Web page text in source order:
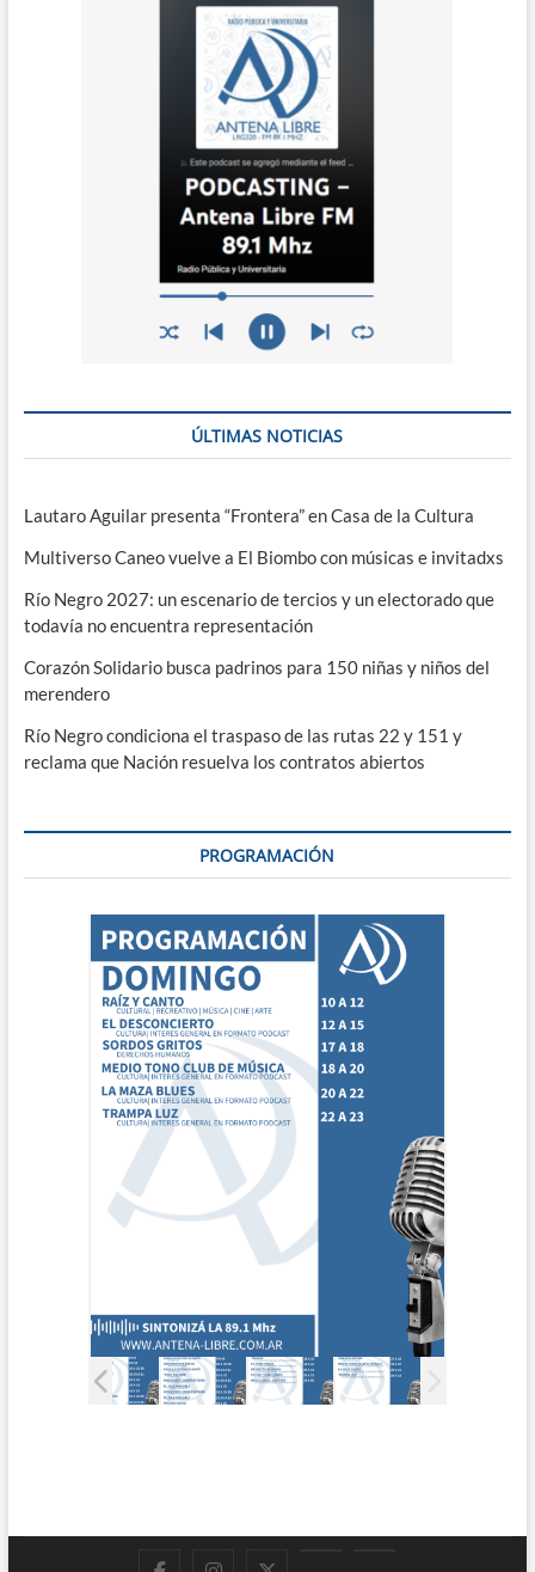
ÚLTIMAS NOTICIAS
Lautaro Aguilar presenta “Frontera” en Casa de la Cultura
Multiverso Caneo vuelve a El Biombo con músicas e invitadxs
Río Negro 2027: un escenario de tercios y un electorado que
todavía no encuentra representación
Corazón Solidario busca padrinos para 150 niñas y niños del
merendero
Río Negro condiciona el traspaso de las rutas 22 y 151 y
reclama que Nación resuelva los contratos abiertos
PROGRAMACIÓN